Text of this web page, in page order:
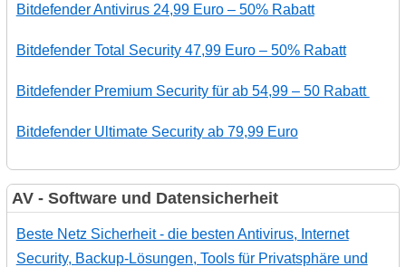
Bitdefender Antivirus 24,99 Euro – 50% Rabatt
Bitdefender Total Security 47,99 Euro – 50% Rabatt
Bitdefender Premium Security für ab 54,99 – 50 Rabatt
Bitdefender Ultimate Security ab 79,99 Euro
AV - Software und Datensicherheit
Beste Netz Sicherheit - die besten Antivirus, Internet
Security, Backup-Lösungen, Tools für Privatsphäre und